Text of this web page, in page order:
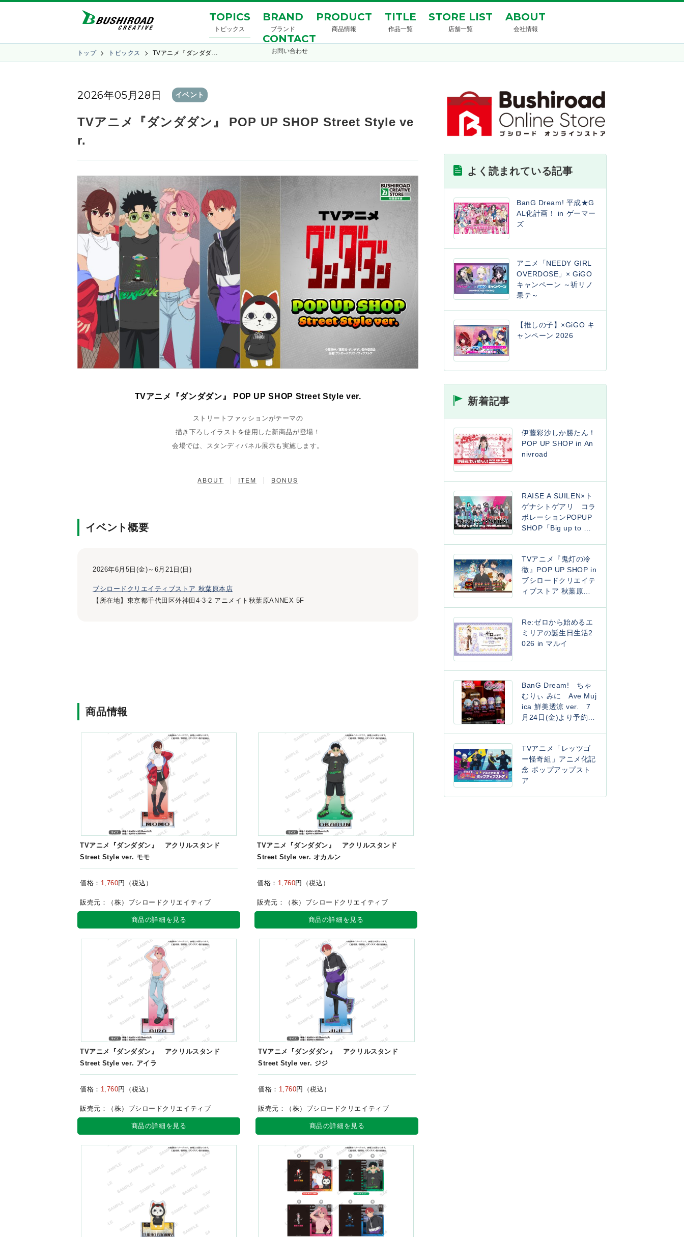
TOPICS
トピックス
BRAND
ブランド
PRODUCT
商品情報
TITLE
作品一覧
STORE LIST
店舗一覧
ABOUT
会社情報
CONTACT
お問い合わせ
トップ トピックス TVアニメ『ダンダダ…
2026年05月28日 イベント
TVアニメ『ダンダダン』 POP UP SHOP Street Style ve
r.
TVアニメ『ダンダダン』 POP UP SHOP Street Style ver.
ストリートファッションがテーマの
描き下ろしイラストを使用した新商品 が登場！
会場では、スタンディパネル展示も実施します。
ABOUT ITEM BONUS
イベント概要
2026年6月5日(金)～6月21日(日)
ブシロードクリエイティブストア 秋葉原本店
【所在地】東京都千代田区外神田4-3-2 アニメイト秋葉原ANNEX 5F
商品情報
TVアニメ『ダンダダン』 アクリルスタンド
Street Style ver. モモ
価格： 1,760円（税込）
販売元：（株）ブシロードクリエイティブ
商品の詳細を見る
TVアニメ『ダンダダン』 アクリルスタンド
Street Style ver. オカルン
価格： 1,760円（税込）
販売元：（株）ブシロードクリエイティブ
商品の詳細を見る
TVアニメ『ダンダダン』 アクリルスタンド
Street Style ver. アイラ
価格： 1,760円（税込）
販売元：（株）ブシロードクリエイティブ
商品の詳細を見る
TVアニメ『ダンダダン』 アクリルスタンド
Street Style ver. ジジ
価格： 1,760円（税込）
販売元：（株）ブシロードクリエイティブ
商品の詳細を見る
よく読まれている記事
BanG Dream! 平成★G
AL化計画！ in ゲーマー
ズ
アニメ「NEEDY GIRL
OVERDOSE」× GiGO
キャンペーン ～祈リノ
果テ～
【推しの子】×GiGO キ
ャンペーン 2026
新着記事
伊藤彩沙しか勝たん！
POP UP SHOP in An
nivroad
RAISE A SUILEN×ト
ゲナシトゲアリ コラ
ボレーションPOPUP
SHOP「Big up to my
TVアニメ『鬼灯の冷
徹』POP UP SHOP in
ブシロードクリエイテ
ィブストア 秋葉原本
Re:ゼロから始めるエ
ミリアの誕生日生活2
026 in マルイ
BanG Dream! ちゃ
むりぃ みに Ave Muj
ica 鮮美透涼 ver. 7
月24日(金)より予約開
TVアニメ「レッツゴ
ー怪奇組」アニメ化記
念 ポップアップスト
ア